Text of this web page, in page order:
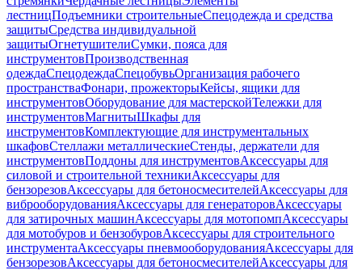
лестницПодъемники строительныеСпецодежда и средства
защитыСредства индивидуальной
защитыОгнетушителиСумки, пояса для
инструментовПроизводственная
одеждаСпецодеждаСпецобувьОрганизация рабочего
пространстваФонари, прожекторыКейсы, ящики для
инструментовОборудование для мастерскойТележки для
инструментовМагнитыШкафы для
инструментовКомплектующие для инструментальных
шкафовСтеллажи металлическиеСтенды, держатели для
инструментовПоддоны для инструментовАксессуары для
силовой и строительной техникиАксессуары для
бензорезовАксессуары для бетоносмесителейАксессуары для
виброоборудованияАксессуары для генераторовАксессуары
для затирочных машинАксессуары для мотопомпАксессуары
для мотобуров и бензобуровАксессуары для строительного
инструментаАксессуары пневмооборудованияАксессуары для
бензорезовАксессуары для бетоносмесителейАксессуары для